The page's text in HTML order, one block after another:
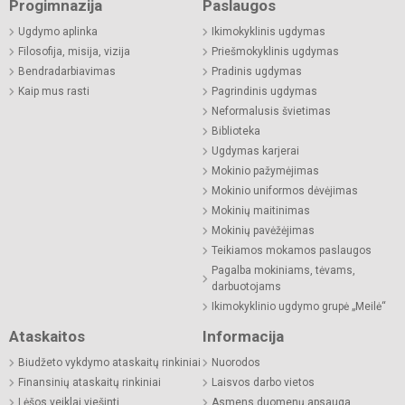
Progimnazija
Ugdymo aplinka
Filosofija, misija, vizija
Bendradarbiavimas
Kaip mus rasti
Paslaugos
Ikimokyklinis ugdymas
Priešmokyklinis ugdymas
Pradinis ugdymas
Pagrindinis ugdymas
Neformalusis švietimas
Biblioteka
Ugdymas karjerai
Mokinio pažymėjimas
Mokinio uniformos dėvėjimas
Mokinių maitinimas
Mokinių pavėžėjimas
Teikiamos mokamos paslaugos
Pagalba mokiniams, tėvams,
darbuotojams
Ikimokyklinio ugdymo grupė „Meilė“
Ataskaitos
Biudžeto vykdymo ataskaitų rinkiniai
Finansinių ataskaitų rinkiniai
Lėšos veiklai viešinti
Informacija
Nuorodos
Laisvos darbo vietos
Asmens duomenų apsauga